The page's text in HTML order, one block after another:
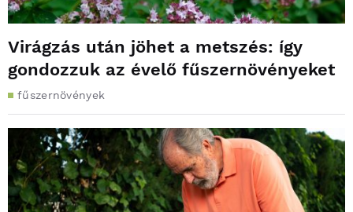
Virágzás után jöhet a metszés: így
gondozzuk az évelő fűszernövényeket
fűszernövények